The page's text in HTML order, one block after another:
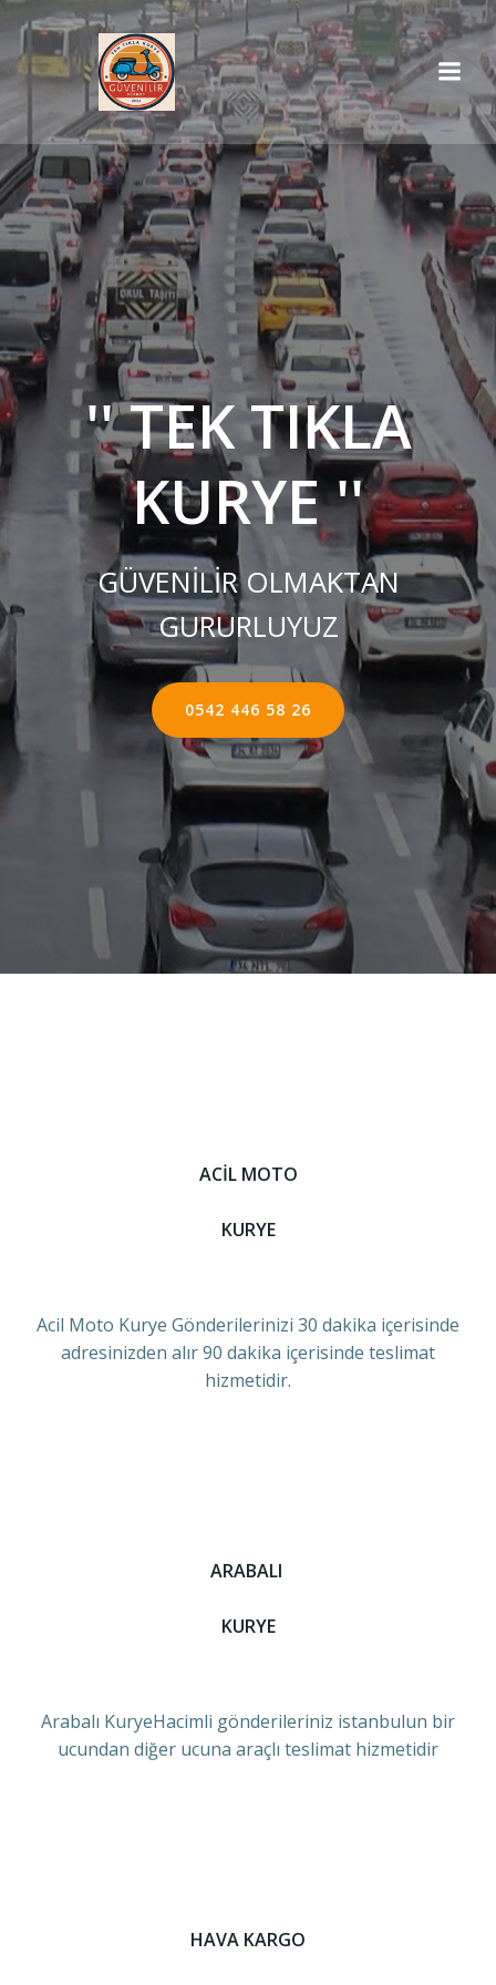
İçeriğe
geç
'' TEK TIKLA
KURYE ''
GÜVENİLİR OLMAKTAN
GURURLUYUZ
0542 446 58 26
ACİL MOTO
KURYE
Acil Moto Kurye Gönderilerinizi 30 dakika içerisinde
adresinizden alır 90 dakika içerisinde teslimat
hizmetidir.
ARABALI
KURYE
Arabalı KuryeHacimli gönderileriniz istanbulun bir
ucundan diğer ucuna araçlı teslimat hizmetidir
HAVA KARGO